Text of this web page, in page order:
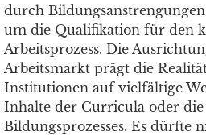
durch
um die Qualifikation für den
Arbeitsprozess. Die
Arbeitsmarkt prägt die
Institutionen auf vielfältige
Inhalte der Curricula oder die
Bildungsprozesses. Es dürfte